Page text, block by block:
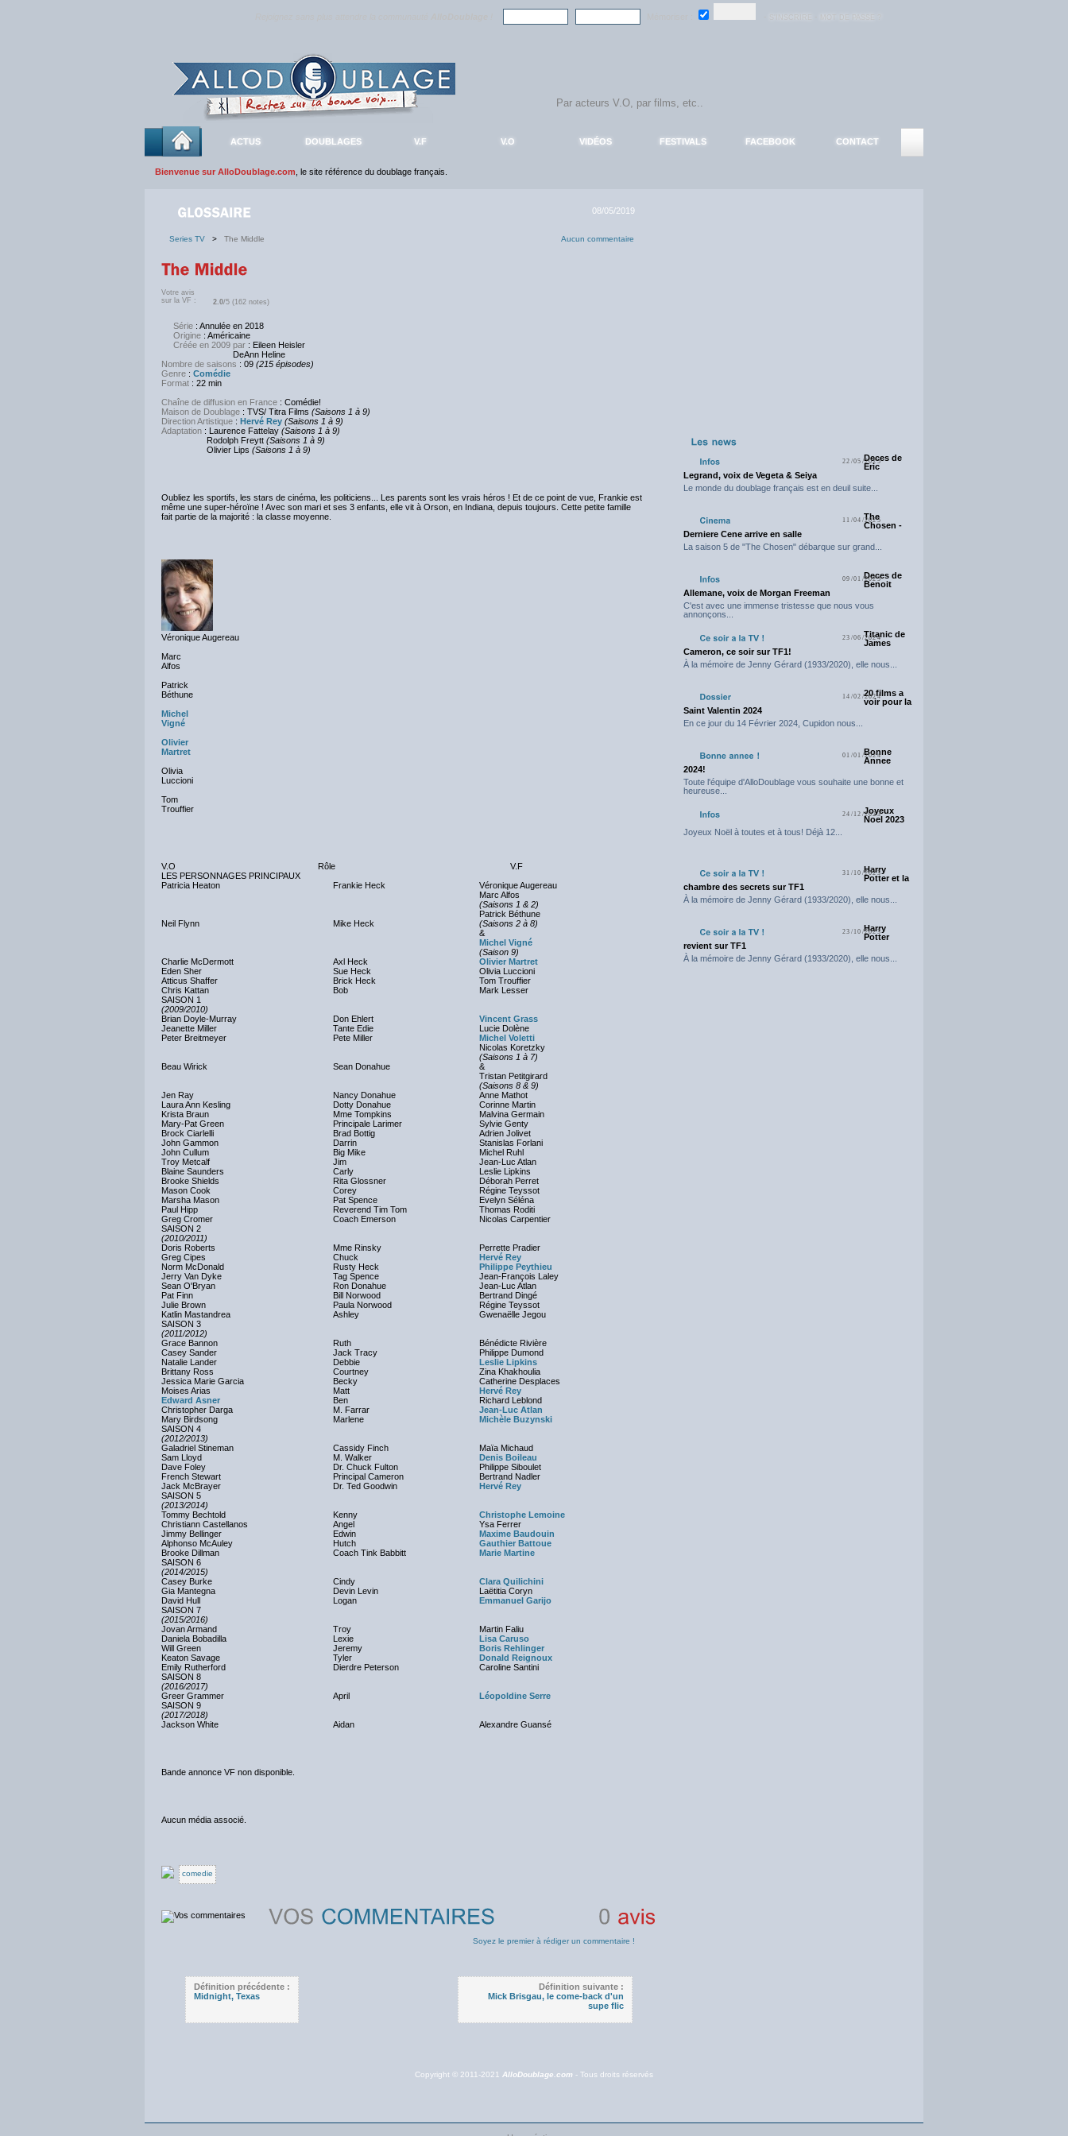
ACTUS DOUBLAGES V.F V.O VIDÉOS FESTIVALS FACEBOOK CONTACT
Bienvenue sur AlloDoublage.com , le site référence du doublage français.
08/05/2019
Series TV > The Middle Aucun commentaire
Votre avis
sur la VF :
2.0/5 (162 notes)
Série : Annulée en 2018
Origine : Américaine
Créée en 2009 par : Eileen Heisler
DeAnn Heline
Nombre de saisons : 09 (215 épisodes)
Genre : Comédie
Format : 22 min
Chaîne de diffusion en France : Comédie!
Maison de Doublage : TVS/ Titra Films (Saisons 1 à 9)
Direction Artistique : Hervé Rey (Saisons 1 à 9)
Adaptation : Laurence Fattelay (Saisons 1 à 9)
Rodolph Freytt (Saisons 1 à 9)
Olivier Lips (Saisons 1 à 9)
Oubliez les sportifs, les stars de cinéma, les politiciens... Les parents sont les vrais héros ! Et de ce point de vue, Frankie est
même une super-héroïne ! Avec son mari et ses 3 enfants, elle vit à Orson, en Indiana, depuis toujours. Cette petite famille
fait partie de la majorité : la classe moyenne.
Véronique Augereau
Marc
Alfos
Patrick
Béthune
Michel
Vigné
Olivier
Martret
Olivia
Luccioni
Tom
Trouffier
V.O Rôle
V.F
LES PERSONNAGES PRINCIPAUX
Patricia Heaton
Frankie Heck Véronique Augereau
Neil Flynn Mike Heck
Marc Alfos
(Saisons 1 & 2)
Patrick Béthune
(Saisons 2 à 8)
&
Michel Vigné
(Saison 9)
Charlie McDermott
Axl Heck
Olivier Martret
Eden Sher
Sue Heck
Olivia Luccioni
Atticus Shaffer
Brick Heck
Tom Trouffier
Chris Kattan
Bob
Mark Lesser
SAISON 1
(2009/2010)
Brian Doyle-Murray
Don Ehlert
Vincent Grass
Jeanette Miller
Tante Edie
Lucie Dolène
Peter Breitmeyer
Pete Miller Michel Voletti
Beau Wirick Sean Donahue
Nicolas Koretzky
(Saisons 1 à 7)
&
Tristan Petitgirard
(Saisons 8 & 9)
Jen Ray
Nancy Donahue
Anne Mathot
Laura Ann Kesling
Dotty Donahue
Corinne Martin
Krista Braun
Mme Tompkins
Malvina Germain
Mary-Pat Green
Principale Larimer
Sylvie Genty
Brock Ciarlelli
Brad Bottig
Adrien Jolivet
John Gammon
Darrin
Stanislas Forlani
John Cullum
Big Mike
Michel Ruhl
Troy Metcalf
Jim
Jean-Luc Atlan
Blaine Saunders
Carly
Leslie Lipkins
Brooke Shields
Rita Glossner
Déborah Perret
Mason Cook
Corey
Régine Teyssot
Marsha Mason
Pat Spence
Evelyn Séléna
Paul Hipp
Reverend Tim Tom
Thomas Roditi
Greg Cromer
Coach Emerson
Nicolas Carpentier
SAISON 2
(2010/2011)
Doris Roberts
Mme Rinsky
Perrette Pradier
Greg Cipes
Chuck
Hervé Rey
Norm McDonald
Rusty Heck
Philippe Peythieu
Jerry Van Dyke
Tag Spence
Jean-François Laley
Sean O'Bryan
Ron Donahue
Jean-Luc Atlan
Pat Finn
Bill Norwood
Bertrand Dingé
Julie Brown
Paula Norwood
Régine Teyssot
Katlin Mastandrea
Ashley
Gwenaëlle Jegou
SAISON 3
(2011/2012)
Grace Bannon
Ruth
Bénédicte Rivière
Casey Sander
Jack Tracy
Philippe Dumond
Natalie Lander
Debbie
Leslie Lipkins
Brittany Ross
Courtney
Zina Khakhoulia
Jessica Marie Garcia
Becky
Catherine Desplaces
Moises Arias
Matt
Hervé Rey
Edward Asner
Ben
Richard Leblond
Christopher Darga
M. Farrar
Jean-Luc Atlan
Mary Birdsong
Marlene
Michèle Buzynski
SAISON 4
(2012/2013)
Galadriel Stineman
Cassidy Finch
Maïa Michaud
Sam Lloyd
M. Walker
Denis Boileau
Dave Foley
Dr. Chuck Fulton
Philippe Siboulet
French Stewart
Principal Cameron
Bertrand Nadler
Jack McBrayer
Dr. Ted Goodwin
Hervé Rey
SAISON 5
(2013/2014)
Tommy Bechtold
Kenny
Christophe Lemoine
Christiann Castellanos
Angel
Ysa Ferrer
Jimmy Bellinger
Edwin
Maxime Baudouin
Alphonso McAuley
Hutch
Gauthier Battoue
Brooke Dillman
Coach Tink Babbitt
Marie Martine
SAISON 6
(2014/2015)
Casey Burke
Cindy
Clara Quilichini
Gia Mantegna
Devin Levin
Laëtitia Coryn
David Hull
Logan
Emmanuel Garijo
SAISON 7
(2015/2016)
Jovan Armand
Troy
Martin Faliu
Daniela Bobadilla
Lexie
Lisa Caruso
Will Green
Jeremy
Boris Rehlinger
Keaton Savage
Tyler
Donald Reignoux
Emily Rutherford
Dierdre Peterson
Caroline Santini
SAISON 8
(2016/2017)
Greer Grammer
April
Léopoldine Serre
SAISON 9
(2017/2018)
Jackson White
Aidan Alexandre Guansé
Bande annonce VF non disponible.
Aucun média associé.
comedie
Soyez le premier à rédiger un commentaire !
Définition précédente :
Midnight, Texas
Définition suivante :
Mick Brisgau, le come-back d'un
supe flic
22/05/2025Deces de
Eric
Legrand, voix de Vegeta & Seiya
Le monde du doublage français est en deuil suite...
11/04/2025
The
Chosen -
Derniere Cene arrive en salle
La saison 5 de "The Chosen" débarque sur grand...
09/01/2025Deces de
Benoit
Allemane, voix de Morgan Freeman
C'est avec une immense tristesse que nous vous
annonçons...
23/06/2024Titanic de
James
Cameron, ce soir sur TF1!
À la mémoire de Jenny Gérard (1933/2020), elle nous...
14/02/202420 films a
voir pour la
Saint Valentin 2024
En ce jour du 14 Février 2024, Cupidon nous...
01/01/2024
Bonne
Annee
2024!
Toute l'équipe d'AlloDoublage vous souhaite une bonne et
heureuse...
24/12/2023
Joyeux
Noel 2023
Joyeux Noël à toutes et à tous! Déjà 12...
31/10/2023
Harry
Potter et la
chambre des secrets sur TF1
À la mémoire de Jenny Gérard (1933/2020), elle nous...
23/10/2023
Harry
Potter
revient sur TF1
À la mémoire de Jenny Gérard (1933/2020), elle nous...
Copyright © 2011-2021 AlloDoublage.com - Tous droits réservés